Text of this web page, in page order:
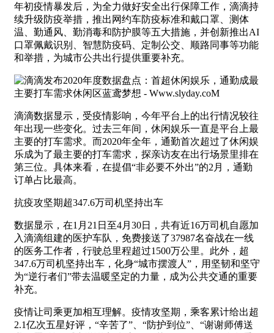
年初疫情暴发后，为全力做好安全出行保障工作，滴滴持
续升级防疫举措，推出网约车防疫标准和戴口罩、测体
温、勤通风、勤消毒和防护膜等五大措施，并创新推出AI
口罩佩戴识别、智慧防疫码、定制公交、顺路同事等功能
和举措，为城市公共出行提供重要补充。
滴滴数据显示，受疫情影响，今年平台上的出行情况较往
年出现一些变化。过去三年间，休闲娱乐一直是平台上最
主要的打车需求。而2020年全年，通勤首次超过了休闲娱
乐成为了最主要的打车需求，探亲访友在出行场景里排在
第三位。具体来看，在提倡“非必要不外出”的2月，通勤
订单占比最高。
抗疫攻坚期超347.6万司机坚持出车
数据显示，在1月21日至4月30日，共有近16万司机自愿加
入滴滴组建的医护车队，免费接送了37987名奋战在一线
的医务工作者，行驶总里程超过1500万公里。此外，超
347.6万司机坚持出车，化身“城市摆渡人”，用坚韧和坚守
为“逆行者们”带去温暖坚定的力量，成为公共交通的重要
补充。
疫情让司乘更加相互理解。疫情攻坚期，乘客累计给出超
2.1亿次五星好评，“辛苦了”、“防护到位”、“谢谢师傅送